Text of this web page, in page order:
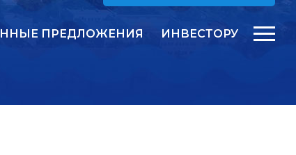
ПРЕДЛОЖЕНИЯ ИНВЕСТОРУ